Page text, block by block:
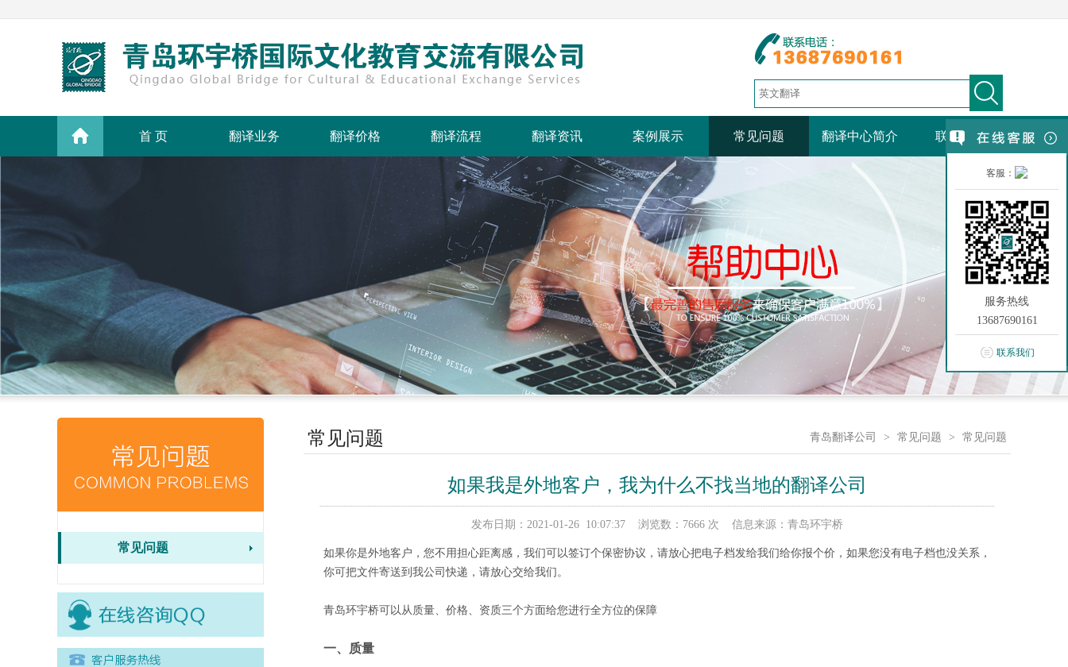
客服：
服务热线
13687690161
联系我们
首 页 翻译业务 翻译价格 翻译流程 翻译资讯 案例展示 常见问题 翻译中心简介 联系我们
常见问题
常见问题 青岛翻译公司 > 常见问题 > 常见问题
如果我是外地客户，我为什么不找当地的翻译公司
发布日期：2021-01-26 10:07:37 浏览数：7666 次 信息来源：青岛环宇桥
如果你是外地客户，您不用担心距离感，我们可以签订个保密协议，请放心把电子档发给我们给你报个价，如果您没有电子档也没关系，
你可把文件寄送到我公司快递，请放心交给我们。
青岛环宇桥可以从质量、价格、资质三个方面给您进行全方位的保障
一、质量